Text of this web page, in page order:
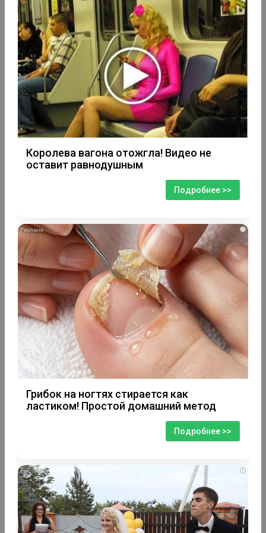
Королева вагона отожгла! Видео не
оставит равнодушным
Подробнее >>
i
Грибок на ногтях стирается как
ластиком! Простой домашний метод
Подробнее >>
i